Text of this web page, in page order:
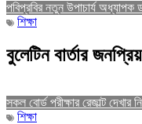
পবিপ্রবির নতুন উপাচার্য
শিক্ষা
বুলেটিন বার্তার জনপ্রিয়
সকল বোর্ড পরীক্ষার রেজাল্ট দেখার
শিক্ষা